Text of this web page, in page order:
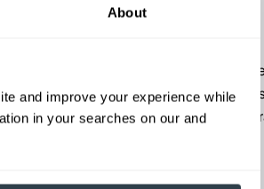
About
and improve your experience while
in your searches on our and
de los mejores proveedores de
Promatch® están respaldadas por la
horas ilimitadas, brindando calidad